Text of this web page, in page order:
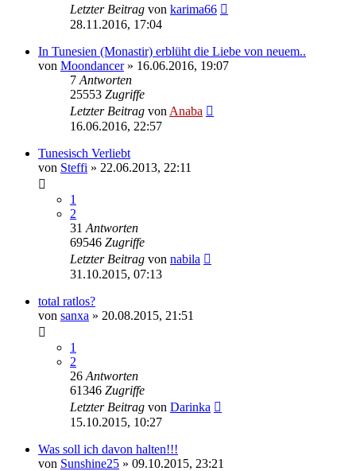
Letzter Beitrag von karima66
28.11.2016, 17:04
In Tunesien (Monastir) erblüht die Liebe von neuem..
von Moondancer» 16.06.2016, 19:07
7 Antworten
25553 Zugriffe
Letzter Beitrag von Anaba
16.06.2016, 22:57
Tunesisch Verliebt
von Steffi » 22.06.2013, 22:11
1
2
31 Antworten
69546 Zugriffe
Letzter Beitrag von nabila
31.10.2015, 07:13
total ratlos?
von sanxa » 20.08.2015, 21:51
1
2
26 Antworten
61346 Zugriffe
Letzter Beitrag von Darinka
15.10.2015, 10:27
Was soll ich davon halten!!!
von Sunshine25 » 09.10.2015, 23:21